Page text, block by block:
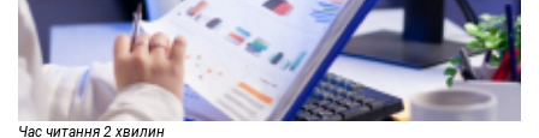
Час читання 2 хвилин